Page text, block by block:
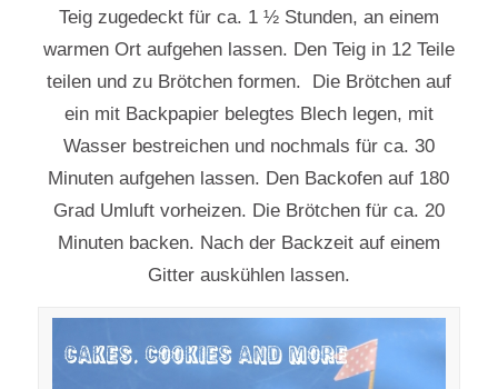
Teig zugedeckt für ca. 1 ½ Stunden, an einem
warmen Ort aufgehen lassen. Den Teig in 12 Teile
teilen und zu Brötchen formen. Die Brötchen auf
ein mit Backpapier belegtes Blech legen, mit
Wasser bestreichen und nochmals für ca. 30
Minuten aufgehen lassen. Den Backofen auf 180
Grad Umluft vorheizen. Die Brötchen für ca. 20
Minuten backen. Nach der Backzeit auf einem
Gitter auskühlen lassen.